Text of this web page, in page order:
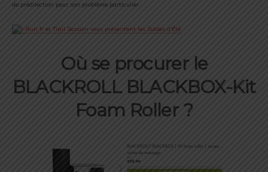
de prédilection pour son problème particulier.
Où se procurer le
BLACKROLL BLACKBOX-Kit
Foam Roller ?